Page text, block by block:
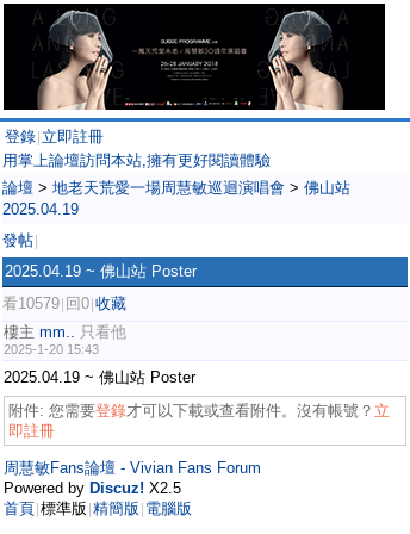
登錄 立即註冊
用掌上論壇訪問本站,擁有更好閱讀體驗
論壇 > 地老天荒愛一場周慧敏巡迴演唱會 > 佛山站
2025.04.19
發帖
2025.04.19 ~ 佛山站 Poster
看10579 回0 收藏
樓主 mm.. 只看他
2025-1-20 15:43
2025.04.19 ~ 佛山站 Poster
附件: 您需要登錄才可以下載或查看附件。沒有帳號？ 立
即註冊
周慧敏Fans論壇 - Vivian Fans Forum
Powered by Discuz! X2.5
首頁 標準版 精簡版 電腦版